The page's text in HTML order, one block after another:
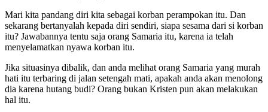
Mari kita pandang diri kita sebagai korban perampokan itu. Dan
sekarang bertanyalah kepada diri sendiri, siapa sesama dari si korban
itu? Jawabannya tentu saja orang Samaria itu, karena ia telah
menyelamatkan nyawa korban itu.
Jika situasinya dibalik, dan anda melihat orang Samaria yang murah
hati itu terbaring di jalan setengah mati, apakah anda akan menolong
dia karena hutang budi? Orang bukan Kristen pun akan melakukan
hal itu.